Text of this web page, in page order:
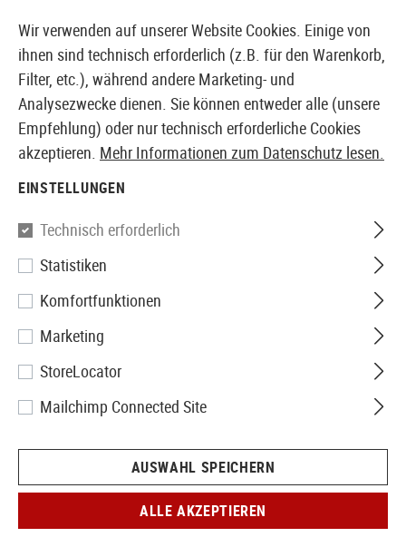
EUROPÄISCHER AIRSOFT SHOP & GROßHÄNDLER
Blackhawk
CQC SERPA Holster für M92
Wir verwenden auf unserer Website Cookies. Einige von
ihnen sind technisch erforderlich (z.B. für den Warenkorb,
Filter, etc.), während andere Marketing- und
Analysezwecke dienen. Sie können entweder alle (unsere
Empfehlung) oder nur technisch erforderliche Cookies
akzeptieren. Mehr Informationen zum Datenschutz lesen.
EINSTELLUNGEN
Technisch erforderlich
Statistiken
Komfortfunktionen
Marketing
StoreLocator
Mailchimp Connected Site
AUSWAHL SPEICHERN
ALLE AKZEPTIEREN